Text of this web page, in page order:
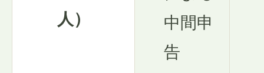
人）
中間申
告